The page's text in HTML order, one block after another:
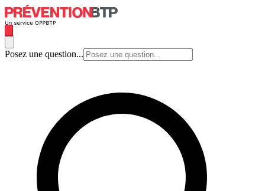
Posez une question...